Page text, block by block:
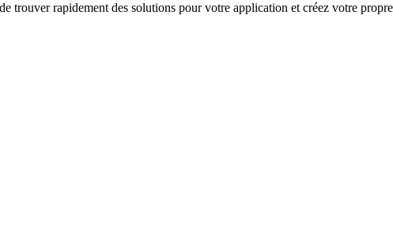
trouver rapidement des solutions pour votre application et créez votre